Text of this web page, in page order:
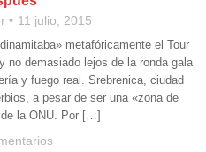
11 julio, 2015
metafóricamente el Tour
no demasiado lejos de la ronda gala
y fuego real. Srebrenica, ciudad
a pesar de ser una «zona de
la ONU. Por […]